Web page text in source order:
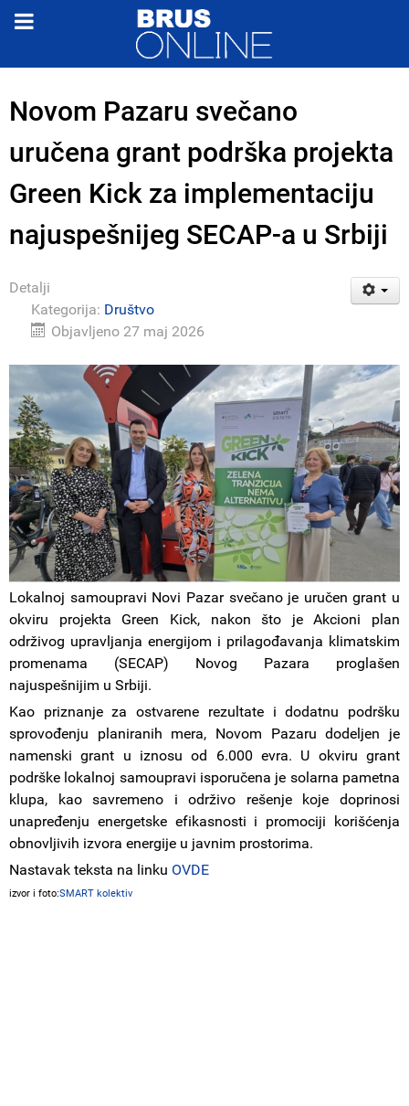
Novom Pazaru svečano
uručena grant podrška projekta
Green Kick za implementaciju
najuspešnijeg SECAP-a u Srbiji
Detalji
Kategorija: Društvo
Objavljeno 27 maj 2026
Lokalnoj samoupravi Novi Pazar svečano je uručen grant u
okviru projekta Green Kick, nakon što je Akcioni plan
održivog upravljanja energijom i prilagođavanja klimatskim
promenama (SECAP) Novog Pazara proglašen
najuspešnijim u Srbiji.
Kao priznanje za ostvarene rezultate i dodatnu podršku
sprovođenju planiranih mera, Novom Pazaru dodeljen je
namenski grant u iznosu od 6.000 evra. U okviru grant
podrške lokalnoj samoupravi isporučena je solarna pametna
klupa, kao savremeno i održivo rešenje koje doprinosi
unapređenju energetske efikasnosti i promociji korišćenja
obnovljivih izvora energije u javnim prostorima.
Nastavak teksta na linku OVDE
izvor i foto:SMART kolektiv